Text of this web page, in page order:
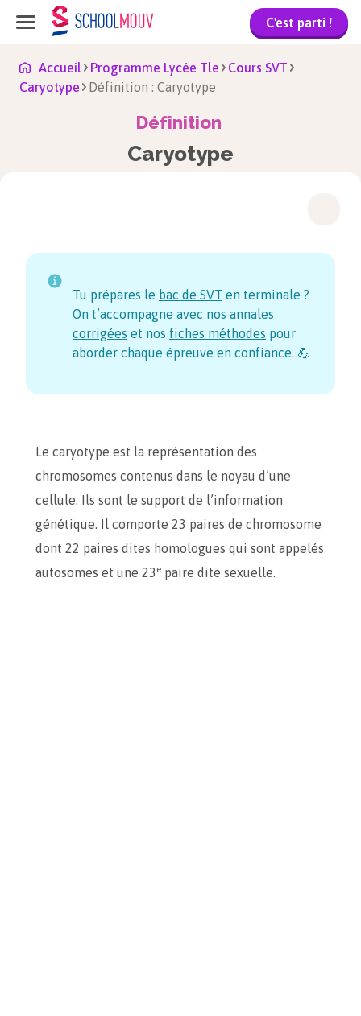
C'est parti !
Accueil Programme Lycée Tle
Cours SVT
Caryotype
Définition : Caryotype
Définition
Caryotype
Tu prépares le bac de SVT en terminale ?
On t’accompagne avec nos annales
corrigées et nos fiches méthodes pour
aborder chaque épreuve en confiance. 💪
Le caryotype est la représentation des
chromosomes contenus dans le noyau d’une
cellule. Ils sont le support de l’information
génétique. Il comporte 23 paires de chromosome
dont 22 paires dites homologues qui sont appelés
autosomes et une 23 e paire dite sexuelle.